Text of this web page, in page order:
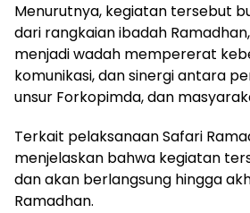
Menurutnya, kegiatan tersebut
dari rangkaian ibadah
menjadi wadah mempererat
komunikasi, dan sinergi antara
unsur Forkopimda, dan
Terkait pelaksanaan Safari
menjelaskan bahwa kegiatan
dan akan berlangsung hingga
Ramadhan.